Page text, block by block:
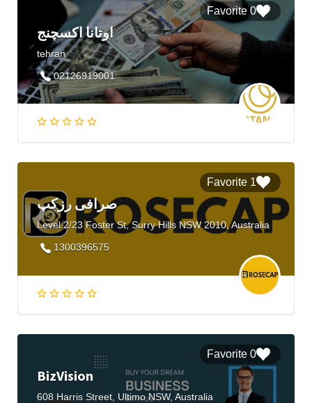
0 Favorite
اوتانا اکسچنج
tehran
02126919001
1 Favorite
صرافی رزکپ
Level 2/23 Foster St, Surry Hills NSW 2010, Australia
1300396575
0 Favorite
BizVision
608 Harris Street, Ultimo NSW, Australia